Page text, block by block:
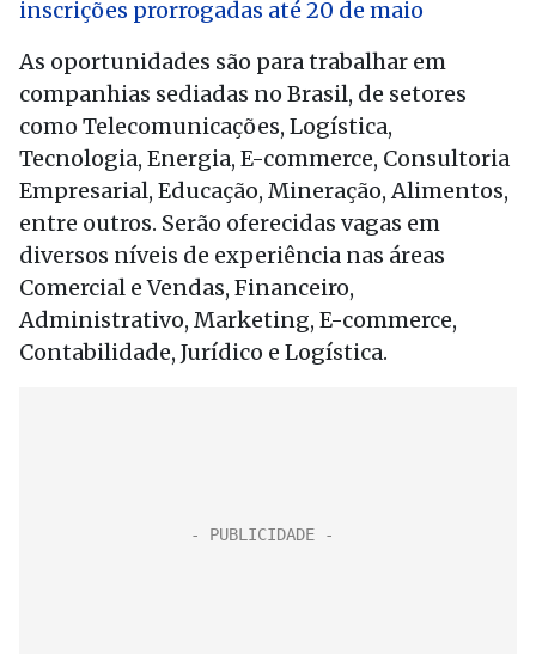
inscrições prorrogadas até 20 de maio
As oportunidades são para trabalhar em
companhias sediadas no Brasil, de setores
como Telecomunicações, Logística,
Tecnologia, Energia, E-commerce, Consultoria
Empresarial, Educação, Mineração, Alimentos,
entre outros. Serão oferecidas vagas em
diversos níveis de experiência nas áreas
Comercial e Vendas, Financeiro,
Administrativo, Marketing, E-commerce,
Contabilidade, Jurídico e Logística.